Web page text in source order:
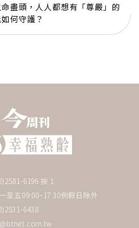
盡頭，人人都想有「尊嚴」的
何守護？
6196 按 1
至五09:00~17:30例假日除外
6438